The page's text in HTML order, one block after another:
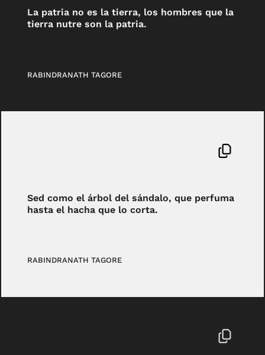
La patria no es la tierra, los hombres que la
tierra nutre son la patria.
RABINDRANATH TAGORE
Sed como el árbol del sándalo, que perfuma
hasta el hacha que lo corta.
RABINDRANATH TAGORE